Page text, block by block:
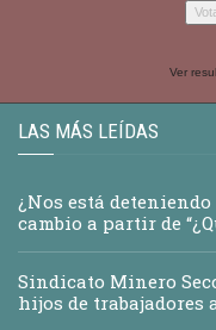
Ver
LAS MÁS LEÍDAS
¿Nos está
cambio a partir de
Sindicato Minero
hijos de trabajadores